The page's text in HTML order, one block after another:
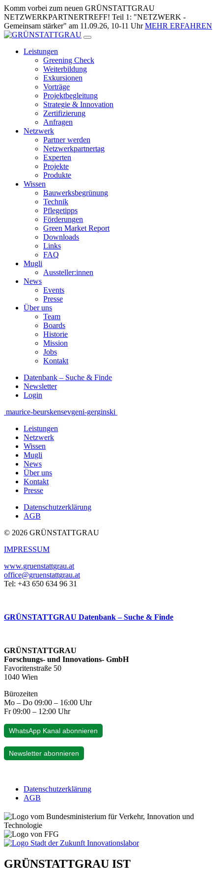
Zum
Inhalt
springen
Komm vorbei zum neuen GRÜNSTATTGRAU
NETZWERKPARTNERTREFF! Teil 1: "NETZWERK -
Gemeinsam stärker" am 11.09.26, 10-11 UhrMEHR ERFAHREN
Leistungen
Greening Check
Weiterbildung
Exkursionen
Vorträge
Projektbegleitung
Strategie & Innovation
Zertifizierung
Anfragen
Netzwerk
Partner werden
Netzwerkpartnertag
Experten
Projekte
Produkte
Wissen
Bauwerksbegrünung
Technik
Pflegetipps
Förderungen
Green Market Report
Downloads
Links
FAQ
Mugli
Aussteller:innen
News
Events
Presse
Über uns
Team
Boards
Historie
Mission
Jobs
Kontakt
Datenbank – Suche & Finde
Newsletter
Login
Beitragsnavigation
maurice-beurskensevgeni-gerginski
Leistungen
Netzwerk
Wissen
Mugli
News
Über uns
Kontakt
Presse
Datenschutzerklärung
AGB
© 2026 GRÜNSTATTGRAU
IMPRESSUM
www.gruenstattgrau.at
office@gruenstattgrau.at
Tel: +43 650 634 96 31
GRÜNSTATTGRAU Datenbank – Suche & Finde
GRÜNSTATTGRAU
Forschungs- und Innovations- GmbH
Favoritenstraße 50
1040 Wien
Bürozeiten
Mo – Do 09:00 – 16:00 Uhr
Fr 09:00 – 12:00 Uhr
WhatsApp Kanal abonnieren
Newsletter abonnieren
Datenschutzerklärung
AGB
GRÜNSTATTGRAU IST